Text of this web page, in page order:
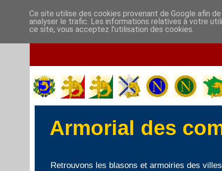
Armorial des
Retrouvons les blasons et armoiries des
Ce site utilise des cookies provenant de Google afin
analyser le trafic. Les informations relatives à votre
ce site, vous acceptez l'utilisation des cookies.